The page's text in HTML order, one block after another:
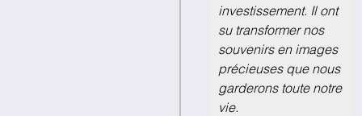
investissement. Il ont
su transformer nos
souvenirs en images
précieuses que nous
garderons toute notre
vie.